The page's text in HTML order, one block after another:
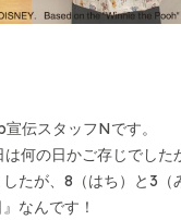
伝スタッフNです。
何の日かご存じでした
たが、8（はち）と3
なんです！